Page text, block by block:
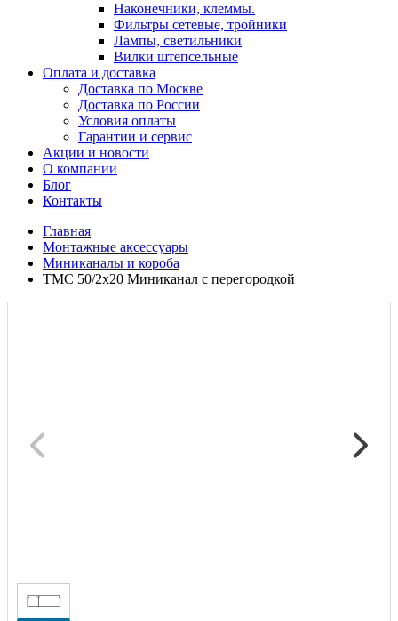
Наконечники, клеммы.
Фильтры сетевые, тройники
Лампы, светильники
Вилки штепсельные
Оплата и доставка
Доставка по Москве
Доставка по России
Условия оплаты
Гарантии и сервис
Акции и новости
О компании
Блог
Контакты
Главная
Монтажные аксессуары
Миниканалы и короба
TMC 50/2x20 Миниканал с перегородкой